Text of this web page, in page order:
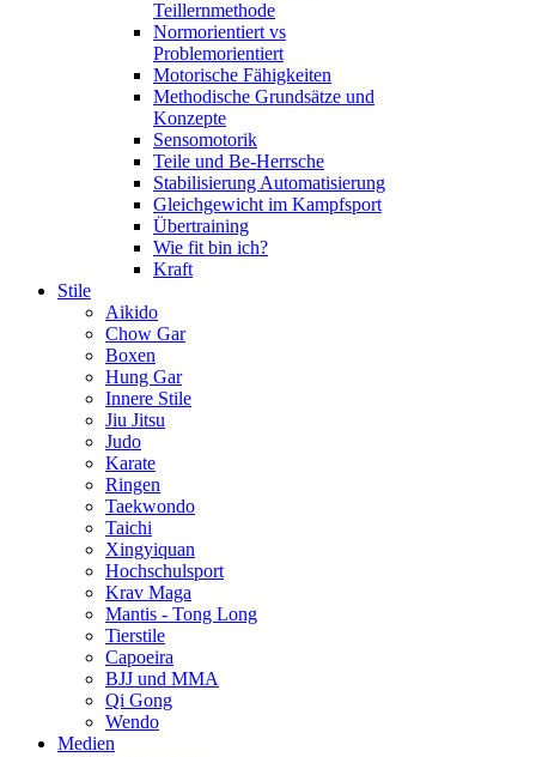
Teillernmethode
Normorientiert vs
Problemorientiert
Motorische Fähigkeiten
Methodische Grundsätze und
Konzepte
Sensomotorik
Teile und Be-Herrsche
Stabilisierung Automatisierung
Gleichgewicht im Kampfsport
Übertraining
Wie fit bin ich?
Kraft
Stile
Aikido
Chow Gar
Boxen
Hung Gar
Innere Stile
Jiu Jitsu
Judo
Karate
Ringen
Taekwondo
Taichi
Xingyiquan
Hochschulsport
Krav Maga
Mantis - Tong Long
Tierstile
Capoeira
BJJ und MMA
Qi Gong
Wendo
Medien